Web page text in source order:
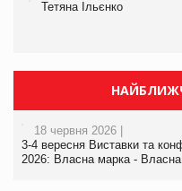
Тетяна Ільєнко
18 червня 2026 |
3-4 вересня Виставки та
2026: Власна марка - Власна